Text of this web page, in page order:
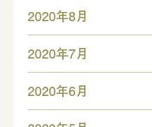
2020年8月
2020年7月
2020年6月